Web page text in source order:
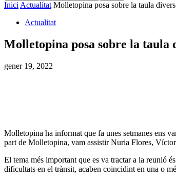
Inici Actualitat Molletopina posa sobre la taula
Actualitat
Molletopina posa sobre la taula
gener 19, 2022
Molletopina ha informat que fa unes setmanes ens
part de Molletopina, vam assistir Nuria Flores,
El tema més important que es va tractar a la reunió
dificultats en el trànsit, acaben coincidint en una o